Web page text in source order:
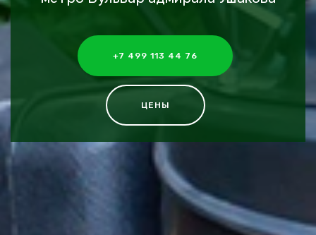
+7 499 113 44 76
ЦЕНЫ